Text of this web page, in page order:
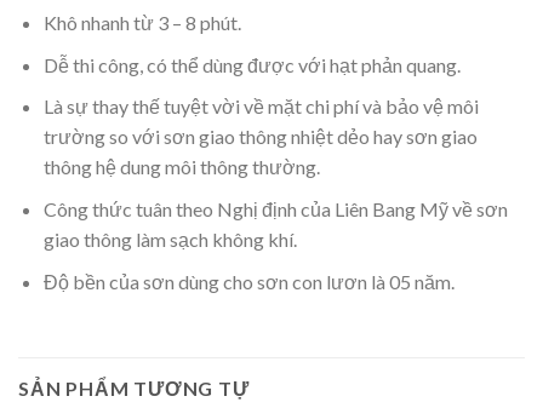
Khô nhanh từ 3 – 8 phút.
Dễ thi công, có thể dùng được với hạt phản quang.
Là sự thay thế tuyệt vời về mặt chi phí và bảo vệ môi
trường so với sơn giao thông nhiệt dẻo hay sơn giao
thông hệ dung môi thông thường.
Công thức tuân theo Nghị định của Liên Bang Mỹ về sơn
giao thông làm sạch không khí.
Độ bền của sơn dùng cho sơn con lươn là 05 năm.
SẢN PHẨM TƯƠNG TỰ